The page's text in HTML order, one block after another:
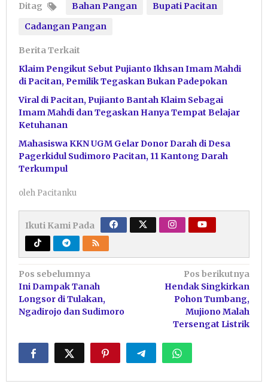
Ditag Bahan Pangan
Bupati Pacitan
Cadangan Pangan
Berita Terkait
Klaim Pengikut Sebut Pujianto Ikhsan Imam Mahdi
di Pacitan, Pemilik Tegaskan Bukan Padepokan
Viral di Pacitan, Pujianto Bantah Klaim Sebagai
Imam Mahdi dan Tegaskan Hanya Tempat Belajar
Ketuhanan
Mahasiswa KKN UGM Gelar Donor Darah di Desa
Pagerkidul Sudimoro Pacitan, 11 Kantong Darah
Terkumpul
oleh Pacitanku
Ikuti Kami Pada
Navigasi
pos
Pos sebelumnya
Ini Dampak Tanah
Longsor di Tulakan,
Ngadirojo dan Sudimoro
Pos berikutnya
Hendak Singkirkan
Pohon Tumbang,
Mujiono Malah
Tersengat Listrik